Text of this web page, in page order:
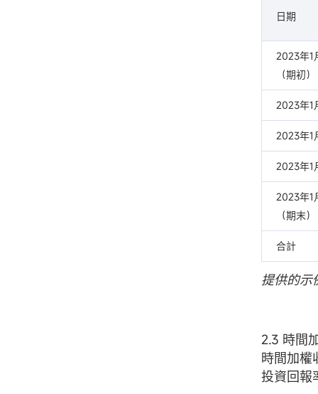
日期
2023年1
（期初）
2023年1
2023年1
2023年1
2023年1
（期末）
合計
提供的示
2.3 時間
時間加權
投資回報